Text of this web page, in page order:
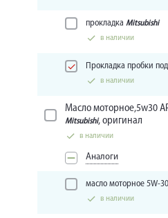
прокладка Mitsubishi
в наличии
Прокладка пробки
в наличии
Масло моторное,5w30
Mitsubishi, оригинал
в наличии
Аналоги
масло моторное 5W-30
в наличии